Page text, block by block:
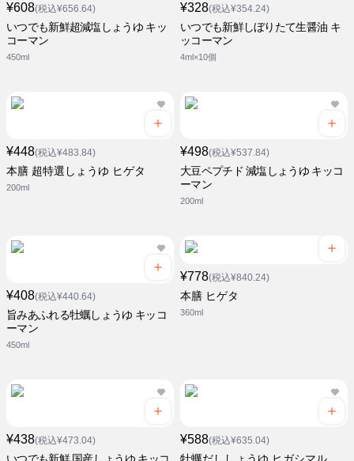
¥608(税込¥656.64)
いつでも新鮮超減塩しょうゆ キッ
コーマン
450ml
¥328(税込¥354.24)
いつでも新鮮しぼりたて生醤油 キ
ッコーマン
4ml×10個
¥448(税込¥483.84)
本膳 超特選しょうゆ ヒゲタ
200ml
¥498(税込¥537.84)
大豆ペプチド 減塩しょうゆ キッコ
ーマン
200ml
¥408(税込¥440.64)
旨みあふれる牡蠣しょうゆ キッコ
ーマン
450ml
¥778(税込¥840.24)
本膳 ヒゲタ
360ml
¥438(税込¥473.04) ¥588(税込¥635.04)